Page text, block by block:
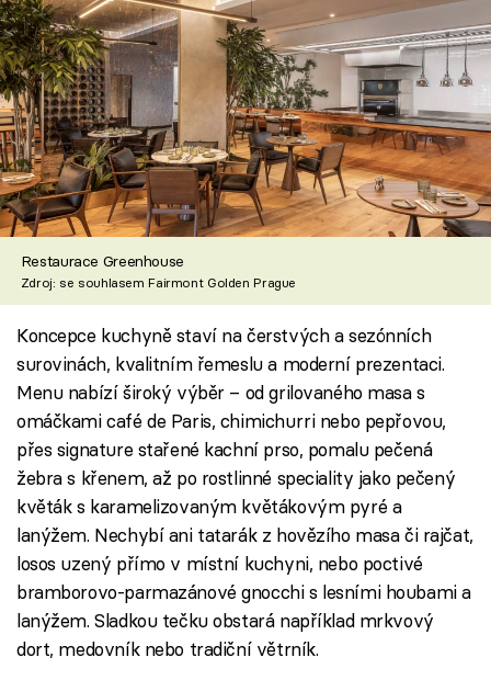
Restaurace Greenhouse
Zdroj: se souhlasem Fairmont Golden Prague
Koncepce kuchyně staví na čerstvých a sezónních
surovinách, kvalitním řemeslu a moderní prezentaci.
Menu nabízí široký výběr – od grilovaného masa s
omáčkami café de Paris, chimichurri nebo pepřovou,
přes signature stařené kachní prso, pomalu pečená
žebra s křenem, až po rostlinné speciality jako pečený
květák s karamelizovaným květákovým pyré a
lanýžem. Nechybí ani tatarák z hovězího masa či rajčat,
losos uzený přímo v místní kuchyni, nebo poctivé
bramborovo-parmazánové gnocchi s lesními houbami a
lanýžem. Sladkou tečku obstará například mrkvový
dort, medovník nebo tradiční větrník.